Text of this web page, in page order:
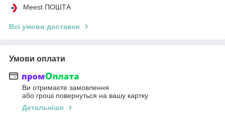
Meest ПОШТА
Всі умови доставки
Умови оплати
Ви отримаєте замовлення
або гроші повернуться на вашу картку
Детальніше